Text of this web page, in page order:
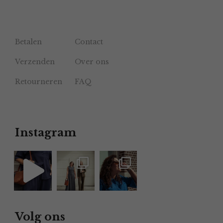
Betalen Contact
Verzenden Over ons
Retourneren FAQ
Instagram
Volg ons